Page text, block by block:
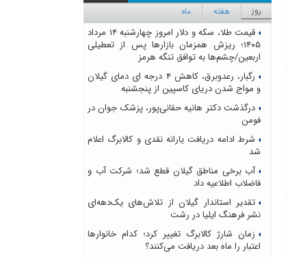
روز هفته ماه
قیمت طلا، سکه و دلار امروز چهارشنبه ۱۴ مرداد
۱۴۰۵؛ ریزش همزمان بازارها پس از تعطیلی
اربعین/چشم‌ها به توافق تنگه هرمز
رگبار، رعدوبرق، کاهش ۴ درجه ای دمای گیلان
و مواج شدن دریای کاسپین از پنجشنبه
درگذشت دکتر هانیه حقانی‌پور، پزشک جوان در
فومن
شرط ادامه دریافت یارانه نقدی و کالابرگ اعلام
شد
آب برخی مناطق گیلان قطع شد؛ شرکت آب و
فاضلاب اطلاعیه داد
تقدیر استاندار گیلان از تلاش‌های یک‌دهه‌ای
نشر فرهنگ ایلیا در رشت
زمان شارژ کالابرگ تغییر کرد؛ کدام خانوارها
اعتبار را ماه بعد دریافت می‌کنند؟